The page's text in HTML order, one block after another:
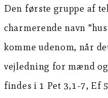
Den første gruppe af
charmerende navn
komme udenom, når
vejledning for mænd
findes i 1 Pet 3,1-7, Ef